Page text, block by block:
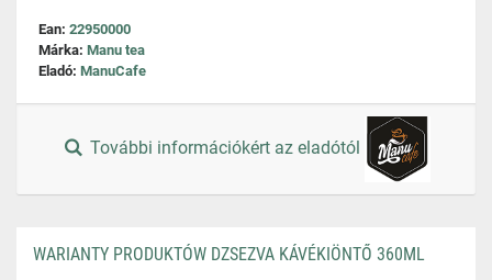
Ean: 22950000
Márka: Manu tea
Eladó: ManuCafe
További információkért az eladótól
WARIANTY PRODUKTÓW DZSEZVA KÁVÉKIÖNTŐ 360ML